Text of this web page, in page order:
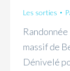
Les sorties
massif de
Dénivelé